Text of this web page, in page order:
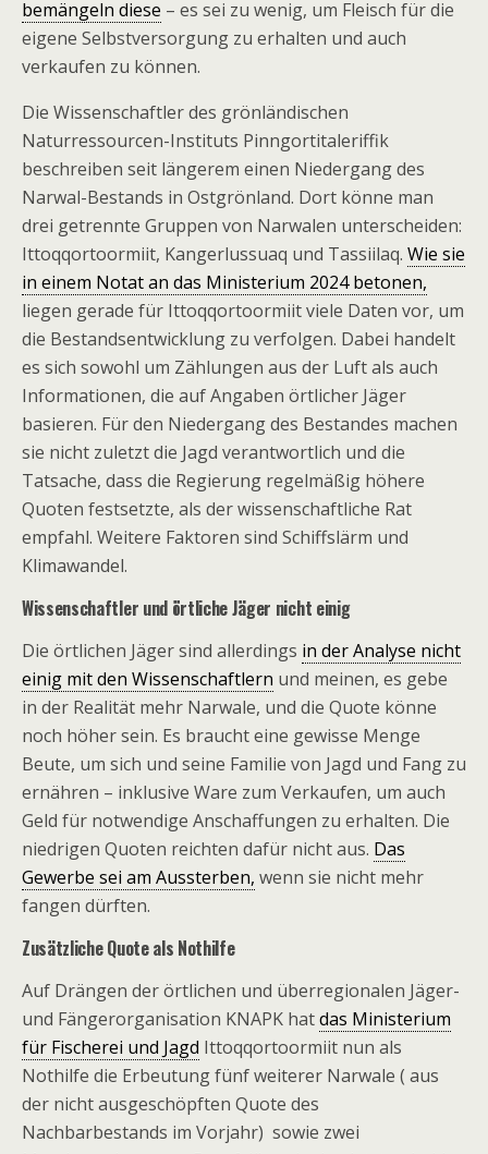
bemängeln diese – es sei zu wenig, um Fleisch für die
eigene Selbstversorgung zu erhalten und auch
verkaufen zu können.
Die Wissenschaftler des grönländischen
Naturressourcen-Instituts Pinngortitaleriffik
beschreiben seit längerem einen Niedergang des
Narwal-Bestands in Ostgrönland. Dort könne man
drei getrennte Gruppen von Narwalen unterscheiden:
Ittoqqortoormiit, Kangerlussuaq und Tassiilaq. Wie sie
in einem Notat an das Ministerium 2024 betonen,
liegen gerade für Ittoqqortoormiit viele Daten vor, um
die Bestandsentwicklung zu verfolgen. Dabei handelt
es sich sowohl um Zählungen aus der Luft als auch
Informationen, die auf Angaben örtlicher Jäger
basieren. Für den Niedergang des Bestandes machen
sie nicht zuletzt die Jagd verantwortlich und die
Tatsache, dass die Regierung regelmäßig höhere
Quoten festsetzte, als der wissenschaftliche Rat
empfahl. Weitere Faktoren sind Schiffslärm und
Klimawandel.
Wissenschaftler und örtliche Jäger nicht einig
Die örtlichen Jäger sind allerdings in der Analyse nicht
einig mit den Wissenschaftlern und meinen, es gebe
in der Realität mehr Narwale, und die Quote könne
noch höher sein. Es braucht eine gewisse Menge
Beute, um sich und seine Familie von Jagd und Fang zu
ernähren – inklusive Ware zum Verkaufen, um auch
Geld für notwendige Anschaffungen zu erhalten. Die
niedrigen Quoten reichten dafür nicht aus. Das
Gewerbe sei am Aussterben, wenn sie nicht mehr
fangen dürften.
Zusätzliche Quote als Nothilfe
Auf Drängen der örtlichen und überregionalen Jäger-
und Fängerorganisation KNAPK hatdas Ministerium
für Fischerei und Jagd Ittoqqortoormiit nun als
Nothilfe die Erbeutung fünf weiterer Narwale ( aus
der nicht ausgeschöpften Quote des
Nachbarbestands im Vorjahr) sowie zwei